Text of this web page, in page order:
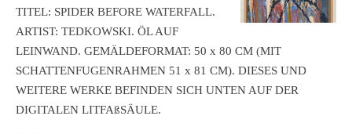
TITEL: SPIDER BEFORE WATERFALL.
ARTIST: TEDKOWSKI. ÖL AUF
LEINWAND. GEMÄLDEFORMAT: 50 x 80 CM (MIT
SCHATTENFUGENRAHMEN 51 x 81 CM). DIESES UND
WEITERE WERKE BEFINDEN SICH UNTEN AUF DER
DIGITALEN LITFAßSÄULE.